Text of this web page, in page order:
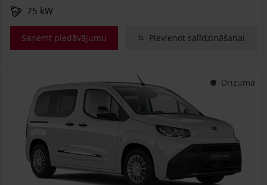
75 kW
Saņemt piedāvājumu Pievienot salīdzināšanai
Drīzumā